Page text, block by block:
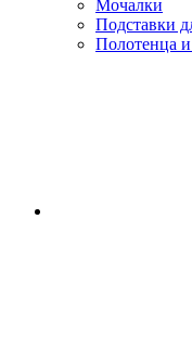
Мочалки
Подставки
Полотенца